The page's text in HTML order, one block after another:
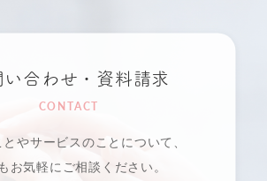
い合わせ・資料請求
CONTACT
やサービスのことについて、
お気軽にご相談ください。